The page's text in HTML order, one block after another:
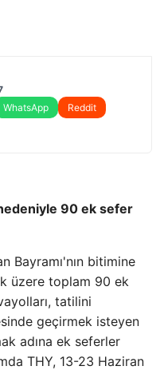
WhatsApp
Reddit
90 ek sefer
Bayramı'nın bitimine
üzere toplam 90 ek
tatilini
geçirmek isteyen
adına ek seferler
THY, 13-23 Haziran